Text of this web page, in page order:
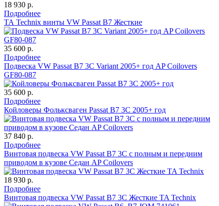
18 930 р.
Подробнее
ТА Technix винты VW Passat B7 Жесткие
35 600 р.
Подробнее
Подвеска VW Passat B7 3C Variant 2005+ год AP Coilovers
GF80-087
35 600 р.
Подробнее
Койловеры Фольксваген Passat B7 3C 2005+ год
37 840 р.
Подробнее
Винтовая подвеска VW Passat B7 3C с полным и передним
приводом в кузове Седан AP Coilovers
18 930 р.
Подробнее
Винтовая подвеска VW Passat B7 3C Жесткие TA Technix